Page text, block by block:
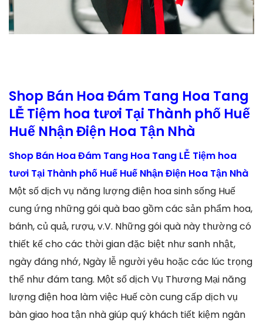
Shop Bán Hoa Đám Tang Hoa Tang
LỄ Tiệm hoa tươi Tại Thành phố Huế
Huế Nhận Điện Hoa Tận Nhà
Shop Bán Hoa Đám Tang Hoa Tang LỄ Tiệm hoa
tươi Tại Thành phố Huế Huế Nhận Điện Hoa Tận Nhà
Một số dịch vụ năng lượng điện hoa sinh sống Huế
cung ứng những gói quà bao gồm các sản phẩm hoa,
bánh, củ quả, rượu, v.V. Những gói quà này thường có
thiết kế cho các thời gian đặc biệt như sanh nhật,
ngày đáng nhớ, Ngày lễ người yêu hoặc các lúc trọng
thể như đám tang. Một số dịch Vụ Thương Mại năng
lượng điện hoa làm việc Huế còn cung cấp dịch vụ
bàn giao hoa tận nhà giúp quý khách tiết kiệm ngân